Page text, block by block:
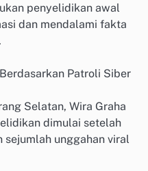
penyelidikan awal
dan mendalami fakta
Patroli Siber
Selatan, Wira Graha
dimulai setelah
sejumlah unggahan viral